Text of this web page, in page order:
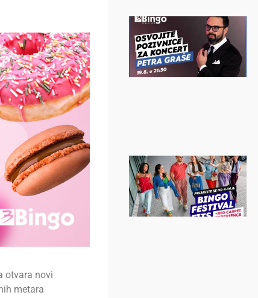
otvara novi
metara